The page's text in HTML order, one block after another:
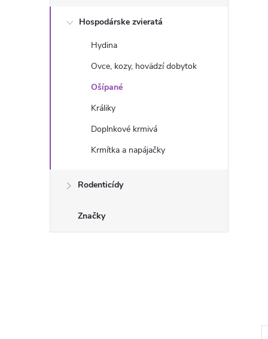
Hospodárske zvieratá
Hydina
Ovce, kozy, hovädzí dobytok
Ošípané
Králiky
Doplnkové krmivá
Krmítka a napájačky
Rodenticídy
Značky